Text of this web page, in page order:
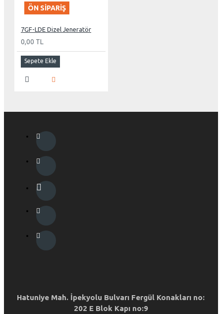
ÖN SIPARIŞ
7GF-LDE Dizel Jeneratör
0,00 TL
Sepete Ekle
Hatuniye Mah. İpekyolu Bulvarı Fergül Konakları no:
202 E Blok Kapı no:9